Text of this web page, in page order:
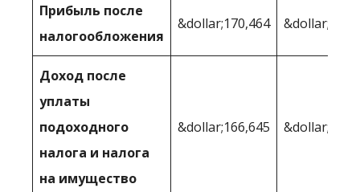
Прибыль после
налогообложения
&dollar;170,464
Доход после
уплаты
подоходного
налога и налога
на имущество
&dollar;166,645